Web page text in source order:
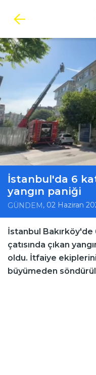
İstanbul'da 6
yangın paniği
GÜNDEM , 02 Haziran
İstanbul Bakırköy'de
çatısında çıkan
oldu. İtfaiye
büyümeden